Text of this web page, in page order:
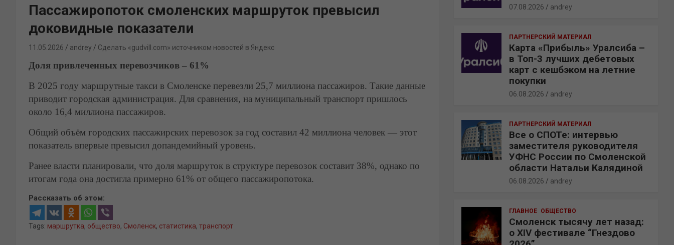
Пассажиропоток смоленских маршруток превысил
доковидные показатели
11.05.2026 andrey Сделать «gudvill.com» источником новостей в Яндекс
Доля привлеченных перевозчиков – 61%
В 2025 году маршрутные такси в Смоленске перевезли 25,7 миллиона пассажиров. Такие данные
приводит городская администрация. Для сравнения, на муниципальный транспорт пришлось
около 16,4 миллиона пассажиров.
Общий объём городских пассажирских перевозок за год составил 42 миллиона человек — этот
показатель впервые превысил допандемийный уровень.
Ранее власти планировали, что доля маршруток в структуре перевозок составит 38%, однако по
итогам года она достигла примерно 61% от общего пассажиропотока.
Рассказать об этом:
Tags: маршрутка, общество, Смоленск, статистика, транспорт
07.08.2026 andrey
ПАРТНЕРСКИЙ МАТЕРИАЛ
Карта «Прибыль» Уралсиба –
в Топ-3 лучших дебетовых
карт с кешбэком на летние
покупки
06.08.2026 andrey
ПАРТНЕРСКИЙ МАТЕРИАЛ
Все о СПОТе: интервью
заместителя руководителя
УФНС России по Смоленской
области Натальи Калядиной
06.08.2026 andrey
ГЛАВНОЕ ОБЩЕСТВО
Смоленск тысячу лет назад:
о XIV фестивале “Гнездово